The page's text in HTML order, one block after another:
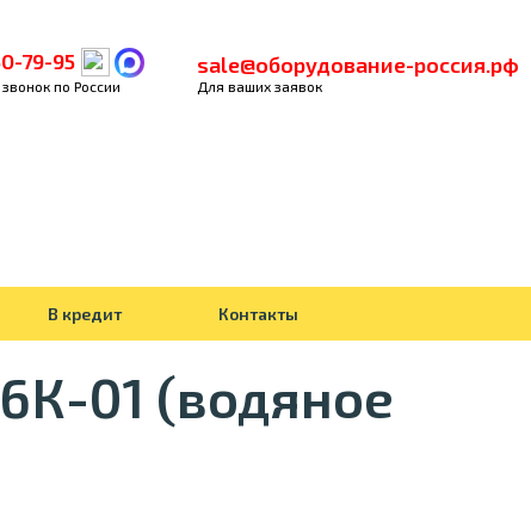
79-95
по России
sale@оборудование-россия.рф
Для ваших заявок
В кредит Контакты
01 (водяное